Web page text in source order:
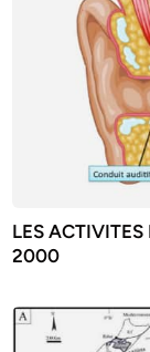
LES
2000